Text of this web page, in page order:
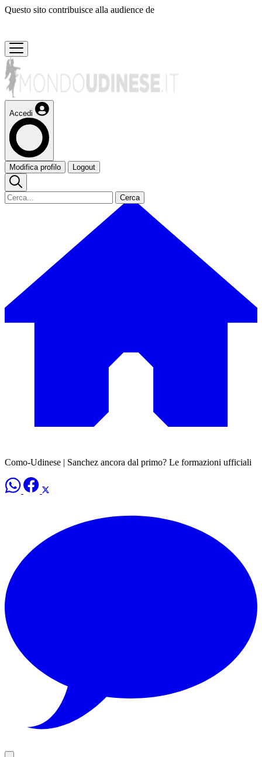
Questo sito contribuisce alla audience de
Accedi
Modifica profilo Logout
Cerca
Como-Udinese | Sanchez ancora dal primo? Le formazioni ufficiali